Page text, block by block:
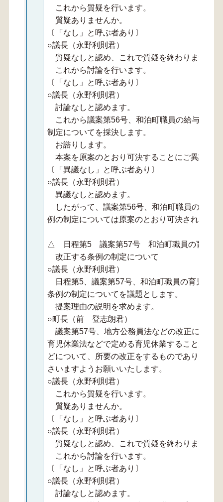
これから質疑を行います。
質疑ありませんか。
〔「なし」と呼ぶ者あり〕
○議長（永野利則君）
質疑なしと認め、これで質疑を終わります。
これから討論を行います。
〔「なし」と呼ぶ者あり〕
○議長（永野利則君）
討論なしと認めます。
これから議案第56号、和泊町職員の給与に関
制定についてを採決します。
お諮りします。
本案を原案のとおり可決することにご異議あ
〔「異議なし」と呼ぶ者あり〕
○議長（永野利則君）
異議なしと認めます。
したがって、議案第56号、和泊町職員の給与
例の制定については原案のとおり可決されまし
△ 日程第5 議案第57号 和泊町職員の育児休
改正する条例の制定について
○議長（永野利則君）
日程第5、議案第57号、和泊町職員の育児休業
条例の制定についてを議題とします。
提案理由の説明を求めます。
○町長（前 登志朗君）
議案第57号、地方公務員法などの改正に伴う
育児休業法などで定める育児休業することがで
どについて、所要の改正をするものであります
さいますようお願いいたします。
○議長（永野利則君）
これから質疑を行います。
質疑ありませんか。
〔「なし」と呼ぶ者あり〕
○議長（永野利則君）
質疑なしと認め、これで質疑を終わります。
これから討論を行います。
〔「なし」と呼ぶ者あり〕
○議長（永野利則君）
討論なしと認めます。